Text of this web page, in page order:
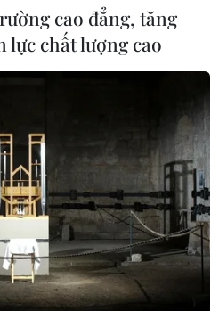
cao đẳng, tăng
lực chất lượng cao